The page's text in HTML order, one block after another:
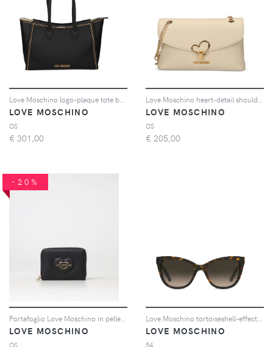
LOVE MOSCHINO
OS
€ 301,00
LOVE MOSCHINO
OS
€ 205,00
-20%
LOVE MOSCHINO
OS
LOVE MOSCHINO
54